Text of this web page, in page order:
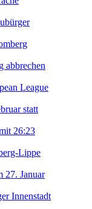
abbrechen
League
statt
26:23
Lippe
27. Januar
Innenstadt